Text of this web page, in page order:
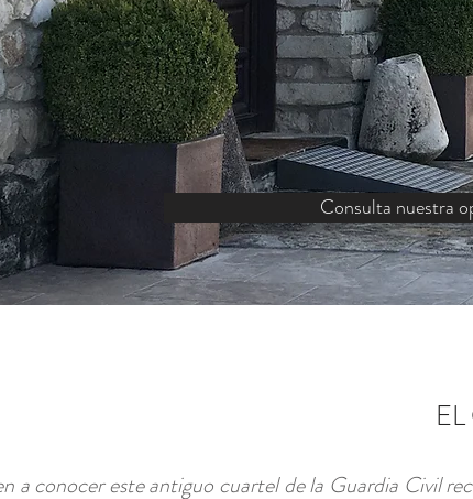
Consulta nuestra
a conocer este antiguo cuartel de la Guardia Civil